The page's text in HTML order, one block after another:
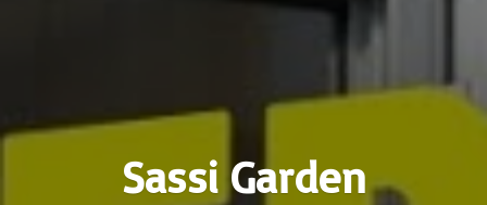
Sassi Garden